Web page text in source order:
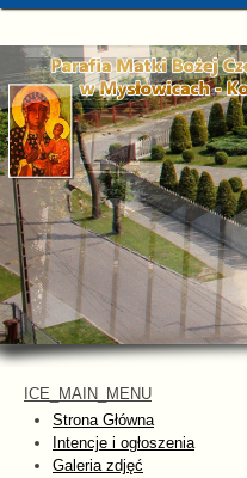
ICE_MAIN_MENU
Strona Główna
Intencje i ogłoszenia
Galeria zdjęć